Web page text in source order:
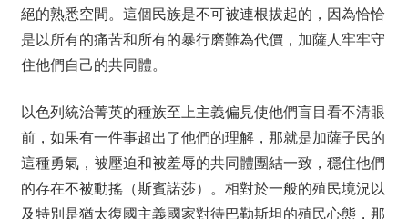
絕的熟悉空間。這個民族是不可被連根拔起的，因為恰恰
是以所有的痛苦和所有的暴行磨難為代價，加薩人牢牢守
住他們自己的共同體。
以色列統治菁英的種族至上主義偏見使他們盲目看不清眼
前，如果有一件事超出了他們的理解，那就是加薩子民的
這種勇氣，被壓迫和被羞辱的共同體團結一致，穩住他們
的存在不被動搖（斯賓諾莎）。相對於一般的殖民境況以
及特別是猶太復國主義國家對待巴勒斯坦的殖民心態，那